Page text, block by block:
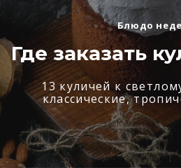
Блюдо
Где заказать
13 куличей к
классические,